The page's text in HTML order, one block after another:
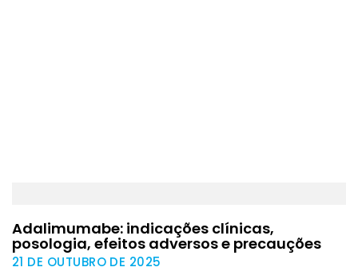
21 DE OUTUBRO DE 2025
Adalimumabe: indicações clínicas,
posologia, efeitos adversos e precauções